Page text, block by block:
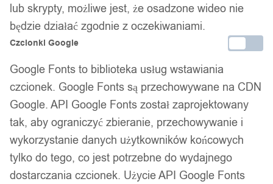
Niimbot termiczne naklejki 14*30mm
transparentne
39,99zł
lub skrypty, możliwe jest, że osadzone wideo nie
będzie działać zgodnie z oczekiwaniami.
Czcionki Google
Google Fonts to biblioteka usług wstawiania
czcionek. Google Fonts są przechowywane na CDN
Google. API Google Fonts został zaprojektowany
tak, aby ograniczyć zbieranie, przechowywanie i
wykorzystanie danych użytkowników końcowych
tylko do tego, co jest potrzebne do wydajnego
dostarczania czcionek. Użycie API Google Fonts